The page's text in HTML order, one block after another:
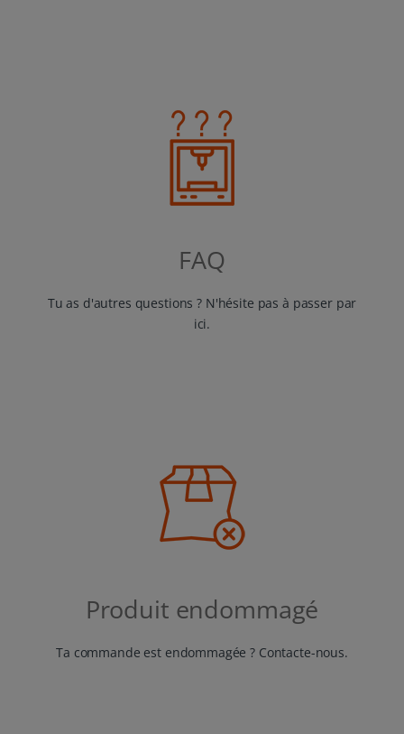
FAQ
Tu as d'autres questions ? N'hésite pas à passer par
ici.
Produit endommagé
Ta commande est endommagée ? Contacte-nous.